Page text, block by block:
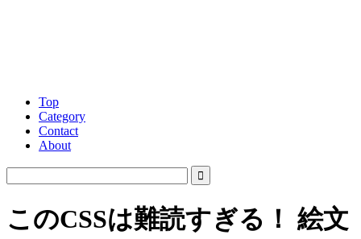
Top
Category
Contact
About
このCSSは難読すぎる！ 絵文